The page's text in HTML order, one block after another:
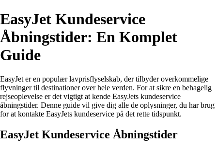
EasyJet Kundeservice
Åbningstider: En Komplet
Guide
EasyJet er en populær lavprisflyselskab, der tilbyder overkommelige
flyvninger til destinationer over hele verden. For at sikre en behagelig
rejseoplevelse er det vigtigt at kende EasyJets kundeservice
åbningstider. Denne guide vil give dig alle de oplysninger, du har brug
for at kontakte EasyJets kundeservice på det rette tidspunkt.
EasyJet Kundeservice Åbningstider